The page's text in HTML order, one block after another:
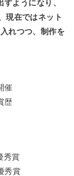
ようになり、
現在ではネット
れつつ、制作を
催
歴
秀賞
秀賞